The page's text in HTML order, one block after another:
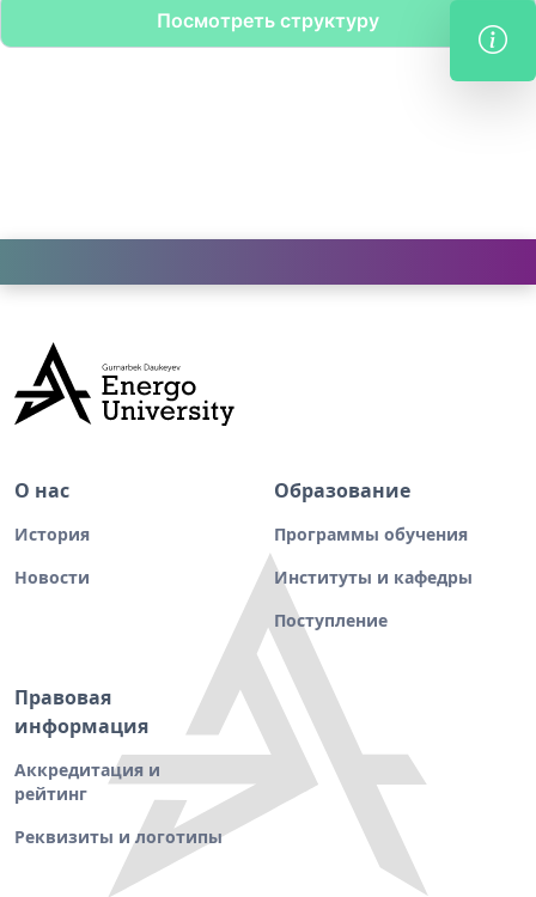
Посмотреть структуру
О нас
История
Новости
Образование
Программы обучения
Институты и кафедры
Поступление
Правовая
информация
Аккредитация и
рейтинг
Реквизиты и логотипы